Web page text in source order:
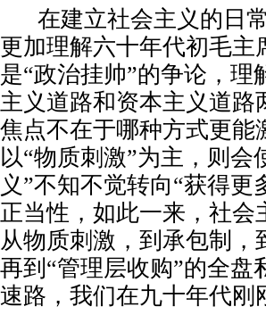
在建立社会主义的日
更加理解六十年代初毛主
是“政治挂帅”的争论，
主义道路和资本主义道路
焦点不在于哪种方式更能
以“物质刺激”为主，则
义”不知不觉转向“获得
正当性，如此一来，社
从物质刺激，到承包制，
再到“管理层收购”的全
速路，我们在九十年代刚